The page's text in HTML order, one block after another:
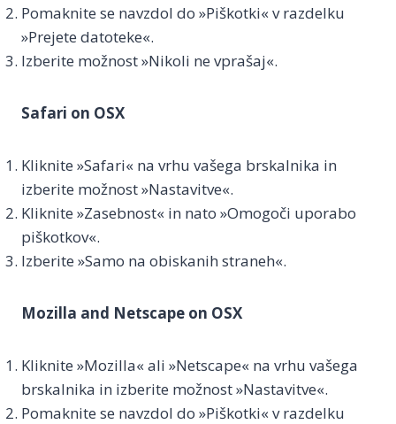
Pomaknite se navzdol do »Piškotki« v razdelku
»Prejete datoteke«.
Izberite možnost »Nikoli ne vprašaj«.
Safari on OSX
Kliknite »Safari« na vrhu vašega brskalnika in
izberite možnost »Nastavitve«.
Kliknite »Zasebnost« in nato »Omogoči uporabo
piškotkov«.
Izberite »Samo na obiskanih straneh«.
Mozilla and Netscape on OSX
Kliknite »Mozilla« ali »Netscape« na vrhu vašega
brskalnika in izberite možnost »Nastavitve«.
Pomaknite se navzdol do »Piškotki« v razdelku